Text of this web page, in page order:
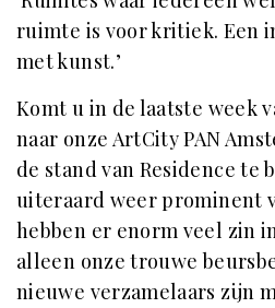
ruimte is voor kritiek. Een
met kunst.’
Komt u in de laatste week
naar onze ArtCity PAN
de stand van Residence te
uiteraard weer prominent
hebben er enorm veel zin
alleen onze trouwe
nieuwe verzamelaars zijn